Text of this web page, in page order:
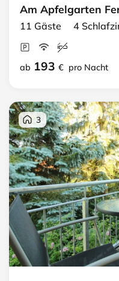
11 Gäste 4
ab 193 € pro Nacht
3